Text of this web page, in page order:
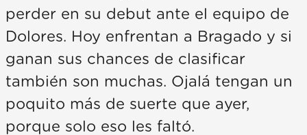
perder en su debut ante el equipo de
Dolores. Hoy enfrentan a Bragado y si
ganan sus chances de clasificar
también son muchas. Ojalá tengan un
poquito más de suerte que ayer,
porque solo eso les faltó.